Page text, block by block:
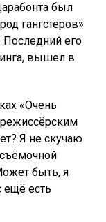
был
гангстеров»
Последний его
вышел в
«Очень
Я не скучаю
съёмочной
быть, я
ещё есть